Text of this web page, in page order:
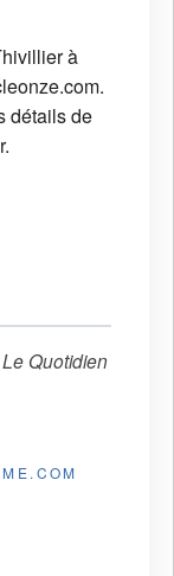
à
détails de
Le Quotidien